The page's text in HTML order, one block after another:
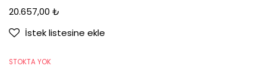
20.657,00 ₺
İstek listesine ekle
STOKTA YOK